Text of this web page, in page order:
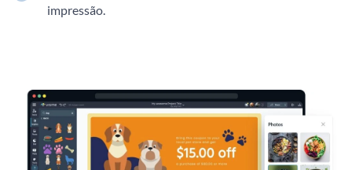
impressão.